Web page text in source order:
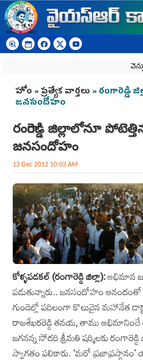
Skip to main content
You are here
హోం »ప్రత్యేక వార్తలు » రంగారెడ్డి
జనసందోహం
రంగారెడ్డి జిల్లాలోనూ
జనసందోహం
12 Dec 2012 10:03 AM
కోళ్ళపడకల్‌ (రంగారెడ్డి జిల్లా):అభిమాన
పడుతున్నారు.. జనసందోహం ఆనందంతో
గుండెల్లో పదిలంగా కొలువైన మహానేత
రాజశేఖరరెడ్డి తనయ, తాము అభిమానించే
జగనన్న సోదరి శ్రీమతి షర్మిలకు రంగారెడ్డి
స్వాగతం పలికారు. ‘మరో